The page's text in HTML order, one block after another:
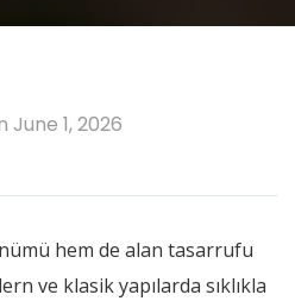
June 1, 2026
hem de alan tasarrufu
ve klasik yapılarda sıklıkla